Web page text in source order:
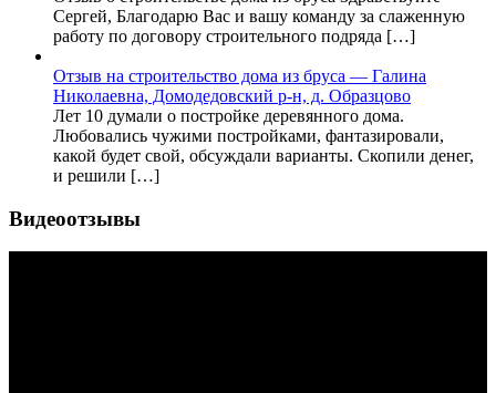
Сергей, Благодарю Вас и вашу команду за слаженную
работу по договору строительного подряда […]
Отзыв на строительство дома из бруса — Галина
Николаевна, Домодедовский р-н, д. Образцово
Лет 10 думали о постройке деревянного дома.
Любовались чужими постройками, фантазировали,
какой будет свой, обсуждали варианты. Скопили денег,
и решили […]
Видеоотзывы